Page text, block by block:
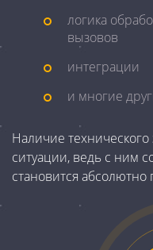
логика
вызовов
интеграции
и многие
Наличие
ситуации, ведь с ним
становится